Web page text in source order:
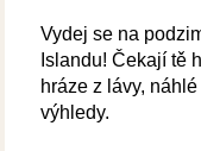
Vydej se na
Islandu! Čekají tě
hráze z lávy,
výhledy.